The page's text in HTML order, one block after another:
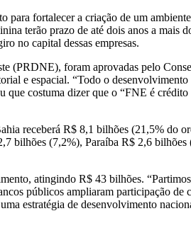
fortalecer a criação de um
terão prazo de até dois anos a mais
no capital dessas empresas.
(PRDNE), foram aprovadas pelo
e espacial. “Todo o
que costuma dizer que o “FNE é
receberá R$ 8,1 bilhões (21,5% do
bilhões (7,2%), Paraíba R$ 2,6
atingindo R$ 43 bilhões.
públicos ampliaram participação de
estratégia de desenvolvimento